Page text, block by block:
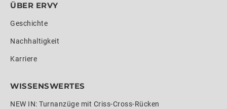
ÜBER ERVY
Geschichte
Nachhaltigkeit
Karriere
WISSENSWERTES
NEW IN: Turnanzüge mit Criss-Cross-Rücken